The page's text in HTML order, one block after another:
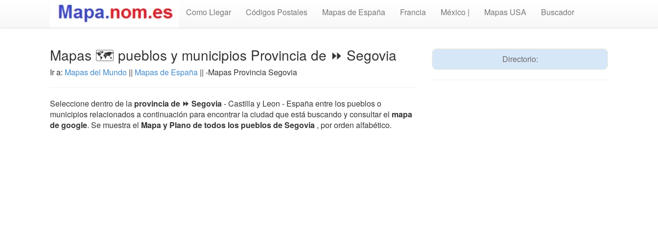
Como Llegar Códigos Postales Mapas de España Francia México | Mapas USA Buscador
Mapas 🗺️ pueblos y municipios Provincia de ⏩ Segovia
Ir a: Mapas del Mundo || Mapas de España || -Mapas Provincia Segovia
Seleccione dentro de la provincia de ⏩ Segovia- Castilla y Leon - España entre los pueblos o
municipios relacionados a continuación para encontrar la ciudad que está buscando y consultar el mapa
de google. Se muestra el Mapa y Plano de todos los pueblos de Segovia , por orden alfabético.
Directorio: